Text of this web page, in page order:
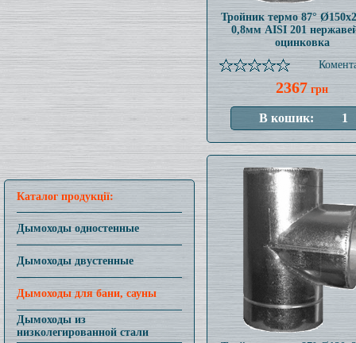
Каталог продукції:
Дымоходы одностенные
Дымоходы двустенные
Дымоходы для бани, сауны
Дымоходы из
низколегированной стали
Тройник термо 87°
0,8мм AISI 201
оцинковка
2367грн